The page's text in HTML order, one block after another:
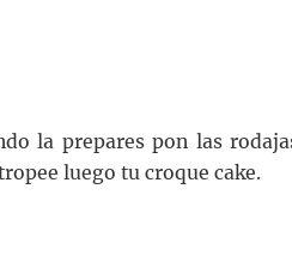
la prepares pon las
luego tu croque cake.